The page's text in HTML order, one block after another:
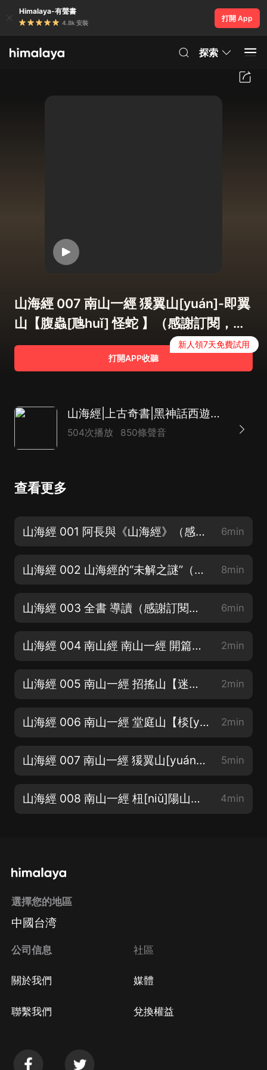
Himalaya-有聲書
4.8k 安裝
打開 App
探索
山海經 007 南山一經 猨翼山[yuán]-即翼
山【腹蟲[虺huǐ] 怪蛇 】（感謝訂閱，求
月票）
打開APP收聽
新人領7天免費試用
山海經|上古奇書|黑神話西遊怪神|長相思相柳
504次播放 850條聲音
查看更多
山海經 001 阿長與《山海經》（感謝訂閱關注，求月票麼麼） 6min
山海經 002 山海經的“未解之謎”（感謝訂閱關注，求月票麼麼） 8min
山海經 003 全書 導讀（感謝訂閱關注，求月票麼麼） 6min
山海經 004 南山經 南山一經 開篇（感謝訂閱關注，求月票麼麼） 2min
山海經 005 南山一經 招搖山【迷榖[gǔ] 狌[xīng]狌 祝余 育沛】（感謝訂閱求月票） 2min
山海經 006 南山一經 堂庭山【棪[yǎn]木 白猿 水玉 黃金】（感謝訂閱關注，求月票） 2min
山海經 007 南山一經 猨翼山[yuán]-即翼山【腹蟲[虺huǐ] 怪蛇 】（感謝訂閱，求月票） 5min
山海經 008 南山一經 杻[niǔ]陽山【赤金 白金 鹿蜀 旋龜】（感謝訂閱關注，求月票） 4min
選擇您的地區
中國台湾
公司信息
關於我們
聯繫我們
社區
媒體
兌換權益